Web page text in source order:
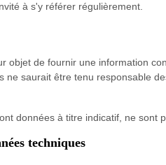
à s'y référer régulièrement.
objet de fournir une information
ne saurait être tenu responsable
données à titre indicatif, ne sont
techniques